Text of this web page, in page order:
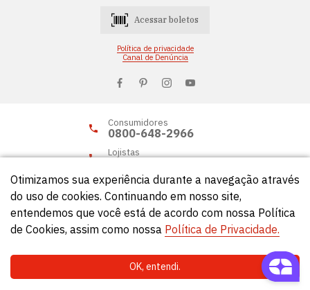
Acessar boletos
Política de privacidade
Canal de Denúncia
Consumidores
0800-648-2966
Lojistas
© Círculo 2026 - Todos os direitos reservados.
Natela
Otimizamos sua experiência durante a navegação através
do uso de cookies. Continuando em nosso site,
entendemos que você está de acordo com nossa Política
de Cookies, assim como nossa Política de Privacidade.
OK, entendi.